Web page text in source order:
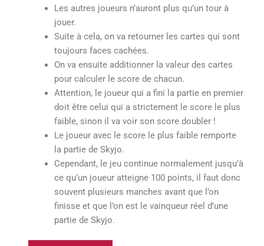
Les autres joueurs n’auront plus qu’un tour à
jouer.
Suite à cela, on va retourner les cartes qui sont
toujours faces cachées.
On va ensuite additionner la valeur des cartes
pour calculer le score de chacun.
Attention, le joueur qui a fini la partie en premier
doit être celui qui a strictement le score le plus
faible, sinon il va voir son score doubler !
Le joueur avec le score le plus faible remporte
la partie de Skyjo.
Cependant, le jeu continue normalement jusqu’à
ce qu’un joueur atteigne 100 points, il faut donc
souvent plusieurs manches avant que l’on
finisse et que l’on est le vainqueur réel d’une
partie de Skyjo.